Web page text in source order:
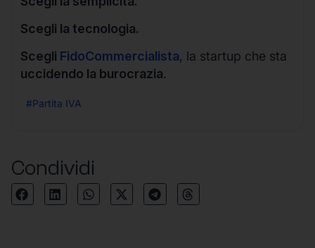
Scegli la tecnologia.
Scegli FidoCommercialista, la startup che sta
uccidendo la burocrazia.
#Partita IVA
Condividi